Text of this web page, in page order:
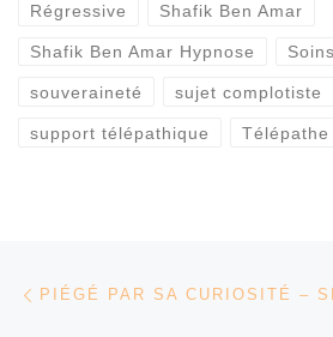
Régressive Shafik Ben Amar
Shafik Ben Amar Hypnose
souveraineté sujet complotiste
support télépathique Télépathe
Parcourir les articles